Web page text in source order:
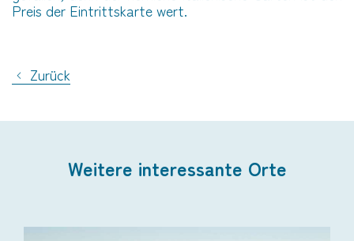
Preis der Eintrittskarte wert.
Zurück
Weitere interessante Orte